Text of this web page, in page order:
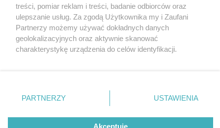
Streetworking w
Tarnowskich Górach
Nie zapomnij
zapoznać się z:
polityką prywatności regulamin korzystania z portali
Twojemiasto
Piekary Śląskie
Chorzów
Tarnowskie Góry
Gliwice
Skontakuj sięz nami
Kontakt
Wydawca
Redakcja
treści, pomiar reklam i treści, badanie odbiorców oraz
ulepszanie usług. Za zgodą Użytkownika my i Zaufani
Partnerzy możemy używać dokładnych danych
geolokalizacyjnych oraz aktywnie skanować
charakterystykę urządzenia do celów identyfikacji.
zmienić/wycofać klikając przycisk ustawień prywatności
znajdujący się w lewym dolnym rogu strony
rodzaje przetwarzania danych nie wymagają zgody
użytkownika, ale masz prawo sprzeciwić się takiemu
PARTNERZY USTAWIENIA
Akceptuję